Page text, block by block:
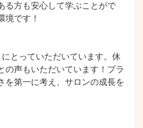
る方も安心して学ぶことがで
境です！
とっていただいています。休
の声もいただいています！プラ
を第一に考え、サロンの成長を